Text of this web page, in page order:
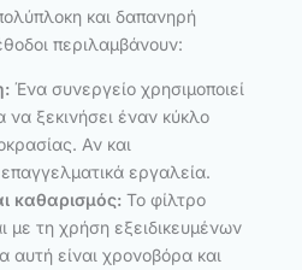
και δαπανηρή
περιλαμβάνουν:
Ένα συνεργείο χρησιμοποιεί
να ξεκινήσει έναν κύκλο
Αν και
εργαλεία.
καθαρισμός: Το φίλτρο
με τη χρήση εξειδικευμένων
αυτή είναι χρονοβόρα και